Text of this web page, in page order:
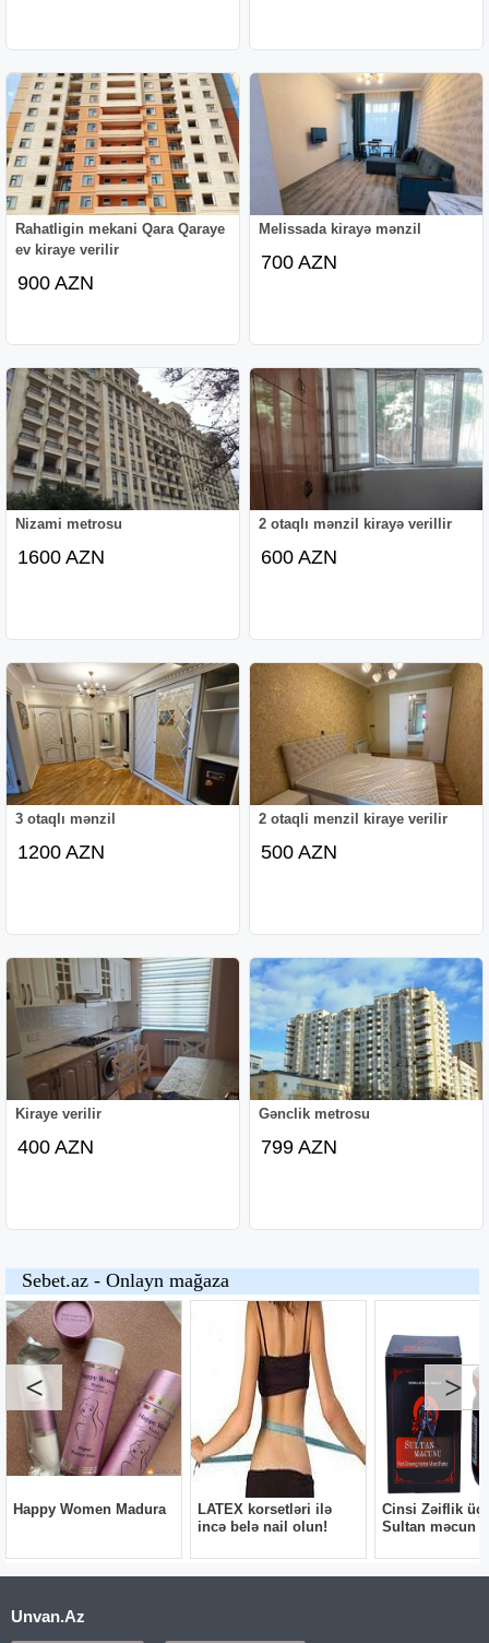
Rahatligin mekani Qara Qaraye
ev kiraye verilir
900 AZN
Melissada kirayə mənzil
700 AZN
Nizami metrosu
1600 AZN
2 otaqlı mənzil kirayə verillir
600 AZN
3 otaqlı mənzil
1200 AZN
2 otaqli menzil kiraye verilir
500 AZN
Kiraye verilir
400 AZN
Gənclik metrosu
799 AZN
Unvan.Az